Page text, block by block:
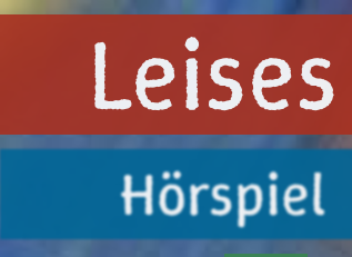
Hörspiel